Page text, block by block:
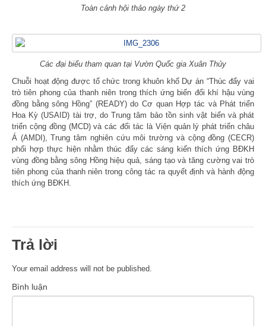
Toàn cảnh hội thảo ngày thứ 2
Các đại biểu tham quan tại Vườn Quốc gia Xuân Thủy
Chuỗi hoạt động được tổ chức trong khuôn khổ Dự án “Thúc đẩy vai
trò tiên phong của thanh niên trong thích ứng biến đổi khí hậu vùng
đồng bằng sông Hồng” (READY) do Cơ quan Hợp tác và Phát triển
Hoa Kỳ (USAID) tài trợ, do Trung tâm bảo tồn sinh vật biển và phát
triển cộng đồng (MCD) và các đối tác là Viện quản lý phát triển châu
Á (AMDI), Trung tâm nghiên cứu môi trường và cộng đồng (CECR)
phối hợp thực hiện nhằm thúc đẩy các sáng kiến thích ứng BĐKH
vùng đồng bằng sông Hồng hiệu quả, sáng tạo và tăng cường vai trò
tiên phong của thanh niên trong công tác ra quyết định và hành động
thích ứng BĐKH.
Trả lời
Your email address will not be published.
Bình luận